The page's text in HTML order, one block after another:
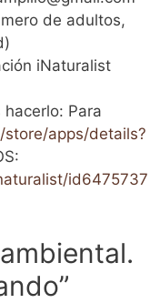
de adultos,
iNaturalist
Para
apps/details?
id6475737